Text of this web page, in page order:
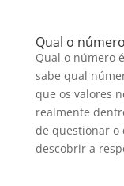
Qual o
Qual o número
sabe qual
que os valores
realmente
de questionar o
descobrir a